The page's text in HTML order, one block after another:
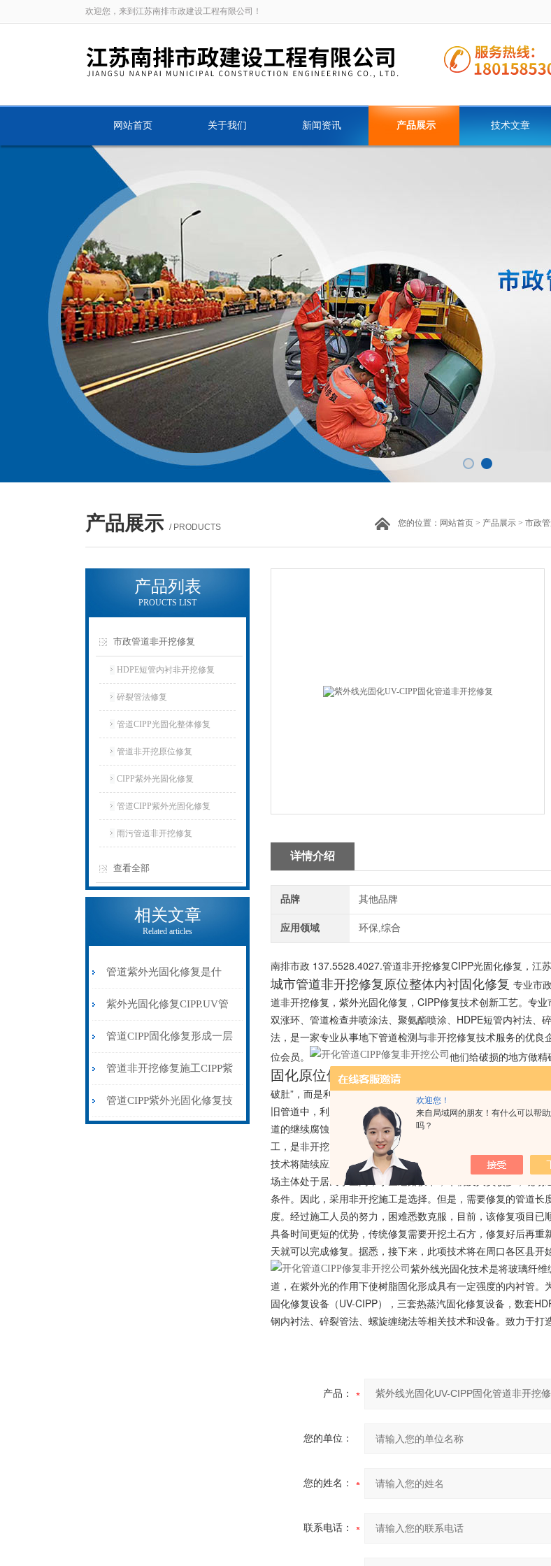
欢迎您！
来自局域网的朋友！有什么可以帮
吗？
欢迎您，来到江苏南排市政建设工程有限公司！
网站首页 关于我们 新闻资讯 产品展示 技术文章
产品展示 / PRODUCTS 您的位置： 网站首页 > 产品展示 > 市政
产品列表
PROUCTS LIST
市政管道非开挖修复
HDPE短管内衬非开挖修复
碎裂管法修复
管道CIPP光固化整体修复
管道非开挖原位修复
CIPP紫外光固化修复
管道CIPP紫外光固化修复
雨污管道非开挖修复
查看全部
相关文章
Related articles
管道紫外光固化修复是什
么？
紫外光固化修复CIPP.UV管
道非开挖光固化修复
管道CIPP固化修复形成一层
坚硬的“管中管”
管道非开挖修复施工CIPP紫
外光固化修复流程
管道CIPP紫外光固化修复技
详情介绍
品牌 其他品牌
应用领域 环保,综合
南排市政 137.5528.4027.管道非开挖修复CIPP光固化修复，江
城市管道非开挖修复原位整体内衬固化修复 专业市
道非开挖修复，紫外光固化修复，CIPP修复技术创新工艺。专
双涨环、管道检查井喷涂法、聚氨酯喷涂、HDPE短管内衬法、
法，是一家专业从事地下管道检测与非开挖修复技术服务的优
位会员。
他们给破损的地方做精
固化原位修复管道破裂.裂开.错位.
非开挖紫外光
破肚”，而是利用微开挖或不开挖技术，在充分清理管道内污水
旧管道中，利用紫外光照射使软管固化，形成与旧管道紧密配
道的继续腐蚀，延长了管道的使用寿命，消除了诱发道路塌陷
工，是非开挖管道修复技术*在我省及我市市政设施养护维修施
技术将陆续应用在全市2015年检测中达到三级病害的污水管道上
场主体处于居民小区内，小区道路狭窄，车辆及人员较多，现
条件。因此，采用非开挖施工是选择。但是，需要修复的管道
度。经过施工人员的努力，困难悉数克服，目前，该修复项目
具备时间更短的优势，传统修复需要开挖土石方，修复好后再
天就可以完成修复。据悉，接下来，此项技术将在周口各区县开
紫外线光固化技术是将玻璃纤
道，在紫外光的作用下使树脂固化形成具有一定强度的内衬管
固化修复设备（UV-CIPP），三套热蒸汽固化修复设备，数套
钢内衬法、碎裂管法、螺旋缠绕法等相关技术和设备。致力于打
产品：
您的单位：
您的姓名：
联系电话：